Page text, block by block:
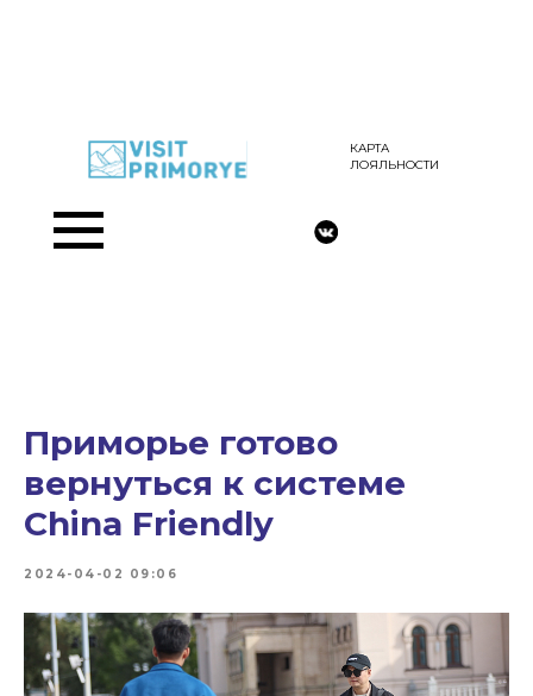
КАРТА
ЛОЯЛЬНОСТИ
Приморье готово
вернуться к системе
China Friendly
2024-04-02 09:06